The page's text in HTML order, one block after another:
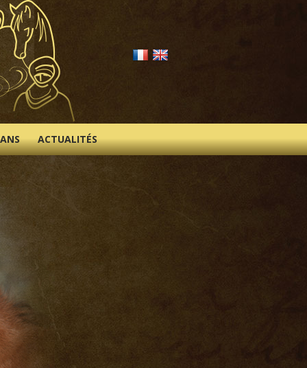
ACTUALITÉS